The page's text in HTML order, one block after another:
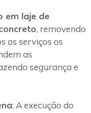
em laje de
, removendo
os serviços os
as
segurança e
: A execução do